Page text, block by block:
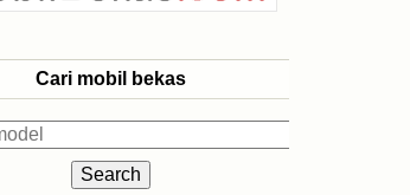
Cari mobil bekas